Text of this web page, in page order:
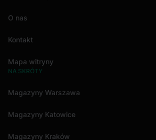
O nas
Kontakt
Mapa witryny
NA SKRÓTY
Magazyny Warszawa
Magazyny Katowice
Magazyny Kraków